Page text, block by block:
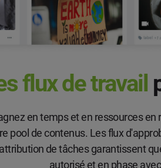
flux de travail
en temps et en ressources
pool de contenus. Les flux
de tâches garantissent
autorisé et en phase